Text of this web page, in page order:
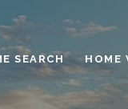
SEARCH HOME